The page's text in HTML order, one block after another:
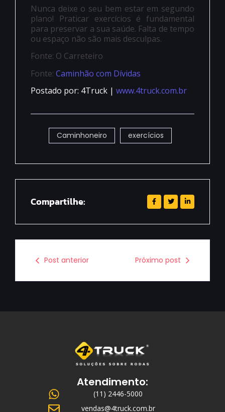
Nunca deixe o seu bem estar em segundo
plano! Praticar exercícios é fundamental
para preservar a sua saúde. Falta de tempo
ou espaço não são mais desculpas.
Fonte: O Carreteiro
Fonte: Caminhão com Dívidas
Postado por: 4Truck | www.4truck.com.br
Caminhoneiro exercícios
Compartilhe:
Post anterior Próximo post
Atendimento:
(11) 2446-5000
vendas@4truck.com.br